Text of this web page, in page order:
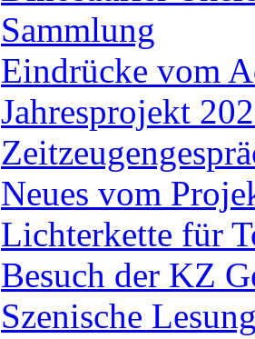
Sammlung
Eindrücke vom
Jahresprojekt
Neues vom
Lichterkette für
Besuch der KZ
Szenische